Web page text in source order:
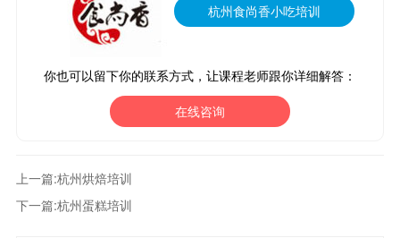
杭州食尚香小吃培训
你也可以留下你的联系方式，让课程老师跟你详细解答：
在线咨询
上一篇:杭州烘焙培训
下一篇:杭州蛋糕培训